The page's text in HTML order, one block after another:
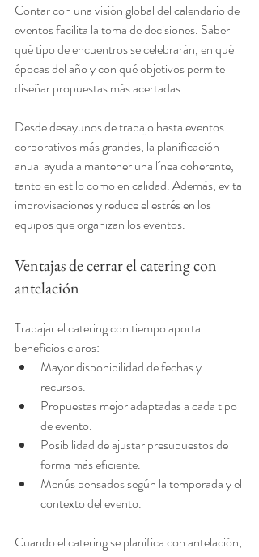
Contar con una visión global del calendario de
eventos facilita la toma de decisiones. Saber
qué tipo de encuentros se celebrarán, en qué
épocas del año y con qué objetivos permite
diseñar propuestas más acertadas.
Desde desayunos de trabajo hasta eventos
corporativos más grandes, la planificación
anual ayuda a mantener una línea coherente,
tanto en estilo como en calidad. Además, evita
improvisaciones y reduce el estrés en los
equipos que organizan los eventos.
Ventajas de cerrar el catering con
antelación
Trabajar el catering con tiempo aporta
beneficios claros:
Mayor disponibilidad de fechas y
recursos.
Propuestas mejor adaptadas a cada tipo
de evento.
Posibilidad de ajustar presupuestos de
forma más eficiente.
Menús pensados según la temporada y el
contexto del evento.
Cuando el catering se planifica con antelación,